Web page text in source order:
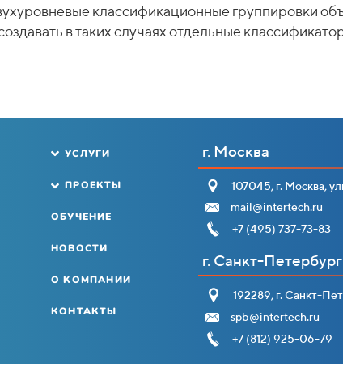
классификационные группировки
в таких случаях отдельные
УСЛУГИ
ПРОЕКТЫ
ОБУЧЕНИЕ
НОВОСТИ
О КОМПАНИИ
КОНТАКТЫ
г. Москва
107045, г. Москва,
mail@intertech.ru
+7 (495) 737-73-83
г. Санкт-Петербург
192289, г. Санкт-
spb@intertech.ru
+7 (812) 925-06-79